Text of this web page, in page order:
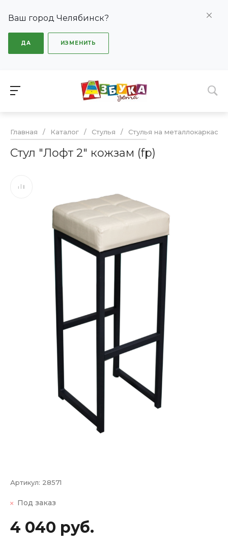
Ваш город Челябинск?
ДА ИЗМЕНИТЬ
Главная / Каталог / Стулья / Стулья на металлокаркасе
Стул "Лофт 2" кожзам (fp)
Артикул: 28571
Под заказ
4 040 руб.